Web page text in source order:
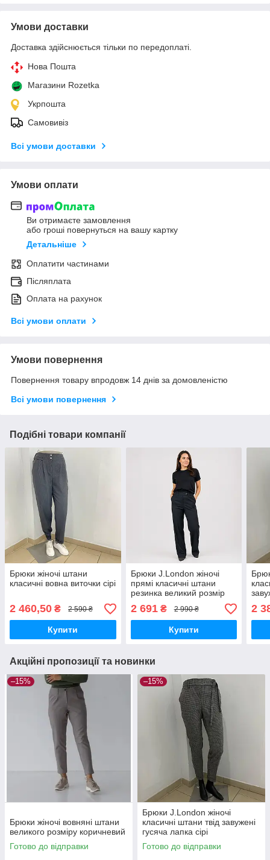
Умови доставки
Доставка здійснюється тільки по передоплаті.
Нова Пошта
Магазини Rozetka
Укрпошта
Самовивіз
Всі умови доставки
Умови оплати
Ви отримаєте замовлення
або гроші повернуться на вашу картку
Детальніше
Оплатити частинами
Післяплата
Оплата на рахунок
Всі умови оплати
Умови повернення
Повернення товару впродовж 14 днів за домовленістю
Всі умови повернення
Подібні товари компанії
Брюки жіночі штани
класичні вовна виточки сірі
2 460,50 ₴ 2 590 ₴
Купити
Брюки J.London жіночі
прямі класичні штани
резинка великий розмір
чорні
2 691₴ 2 990 ₴
Купити
2
Акційні пропозиції та новинки
–15%
Брюки жіночі вовняні штани
великого розміру коричневий
Готово до відправки
–15%
Брюки J.London жіночі
класичні штани твід завужені
гусяча лапка сірі
Готово до відправки